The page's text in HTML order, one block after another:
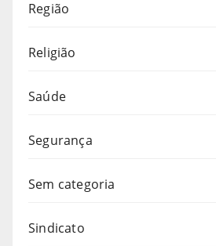
Região
Religião
Saúde
Segurança
Sem categoria
Sindicato